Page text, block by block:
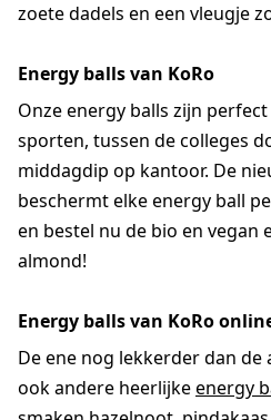
zoete dadels en een vleugje
Energy balls van KoRo
Onze energy balls zijn
sporten, tussen de colleges
middagdip op kantoor. De
beschermt elke energy ball
en bestel nu de bio en vegan
almond!
Energy balls van KoRo
De ene nog lekkerder dan
ook andere heerlijkeenergy